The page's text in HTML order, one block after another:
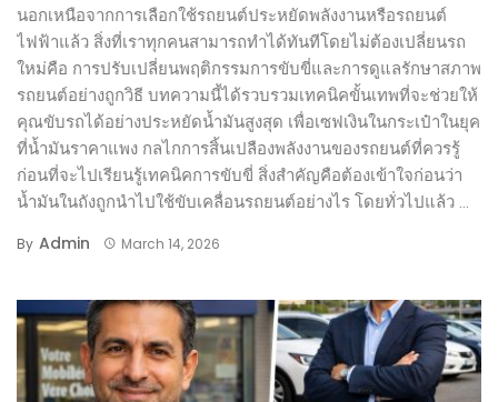
นอกเหนือจากการเลือกใช้รถยนต์ประหยัดพลังงานหรือรถยนต์
ไฟฟ้าแล้ว สิ่งที่เราทุกคนสามารถทำได้ทันทีโดยไม่ต้องเปลี่ยนรถ
ใหม่คือ การปรับเปลี่ยนพฤติกรรมการขับขี่และการดูแลรักษาสภาพ
รถยนต์อย่างถูกวิธี บทความนี้ได้รวบรวมเทคนิคขั้นเทพที่จะช่วยให้
คุณขับรถได้อย่างประหยัดน้ำมันสูงสุด เพื่อเซฟเงินในกระเป๋าในยุค
ที่น้ำมันราคาแพง กลไกการสิ้นเปลืองพลังงานของรถยนต์ที่ควรรู้
ก่อนที่จะไปเรียนรู้เทคนิคการขับขี่ สิ่งสำคัญคือต้องเข้าใจก่อนว่า
น้ำมันในถังถูกนำไปใช้ขับเคลื่อนรถยนต์อย่างไร โดยทั่วไปแล้ว ...
By Admin March 14, 2026